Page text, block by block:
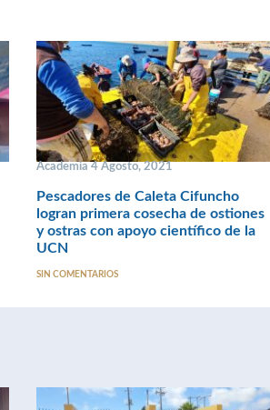
Academia 4 Agosto, 2021
Pescadores de Caleta Cifuncho
logran primera cosecha de ostiones
y ostras con apoyo científico de la
UCN
SIN COMENTARIOS